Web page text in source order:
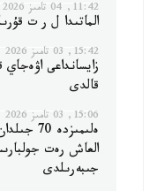
11:42, 04 تامىز 2026
الماتىدا ل ر ت
15:42, 03 تامىز 2026
زايسانداعى اۋەجاي
قالدى
15:06, 03 تامىز 2026
العاش رەت
جىبەرىلدى